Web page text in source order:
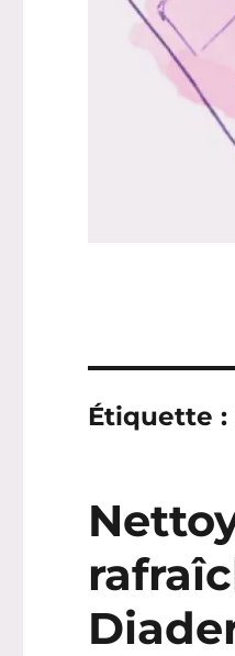
Étiquette :